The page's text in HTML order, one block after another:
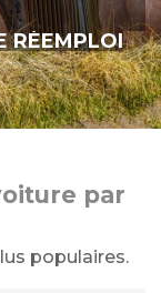
RÉEMPLOI
par
populaires.